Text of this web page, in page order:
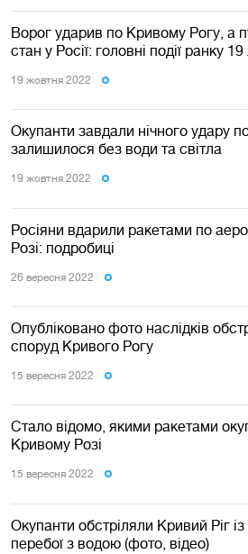
Ворог ударив по Кривому Рогу, а
стан у Росії: головні події ранку
19 жовтня 2022
Окупанти завдали нічного удару
залишилося без води та світла
19 жовтня 2022
Росіяни вдарили ракетами по
Розі: подробиці
26 вересня 2022
Опубліковано фото наслідків
споруд Кривого Рогу
15 вересня 2022
Стало відомо, якими ракетами
Кривому Розі
15 вересня 2022
Окупанти обстріляли Кривий Ріг із
перебої з водою (фото, відео)